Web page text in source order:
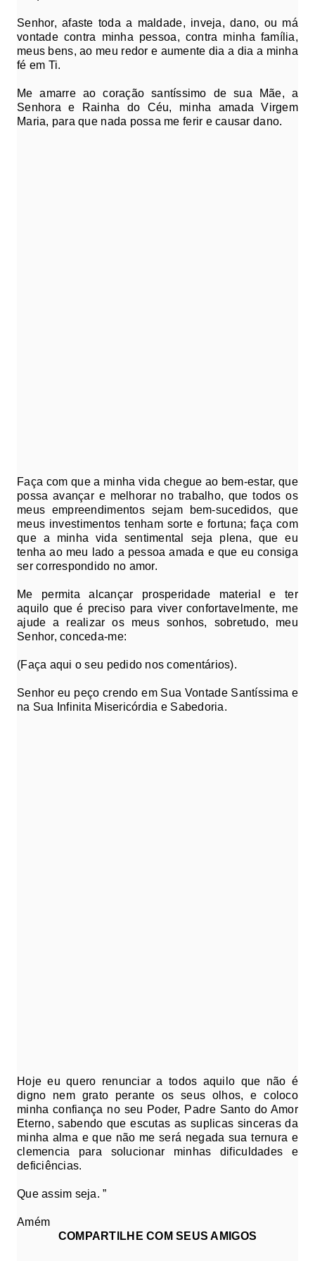
Senhor, afaste toda a maldade, inveja, dano, ou má
vontade contra minha pessoa, contra minha família,
meus bens, ao meu redor e aumente dia a dia a minha
fé em Ti.
Me amarre ao coração santíssimo de sua Mãe, a
Senhora e Rainha do Céu, minha amada Virgem
Maria, para que nada possa me ferir e causar dano.
Faça com que a minha vida chegue ao bem-estar, que
possa avançar e melhorar no trabalho, que todos os
meus empreendimentos sejam bem-sucedidos, que
meus investimentos tenham sorte e fortuna; faça com
que a minha vida sentimental seja plena, que eu
tenha ao meu lado a pessoa amada e que eu consiga
ser correspondido no amor.
Me permita alcançar prosperidade material e ter
aquilo que é preciso para viver confortavelmente, me
ajude a realizar os meus sonhos, sobretudo, meu
Senhor, conceda-me:
(Faça aqui o seu pedido nos comentários).
Senhor eu peço crendo em Sua Vontade Santíssima e
na Sua Infinita Misericórdia e Sabedoria.
Hoje eu quero renunciar a todos aquilo que não é
digno nem grato perante os seus olhos, e coloco
minha confiança no seu Poder, Padre Santo do Amor
Eterno, sabendo que escutas as suplicas sinceras da
minha alma e que não me será negada sua ternura e
clemencia para solucionar minhas dificuldades e
deficiências.
Que assim seja. ”
Amém
COMPARTILHE COM SEUS AMIGOS